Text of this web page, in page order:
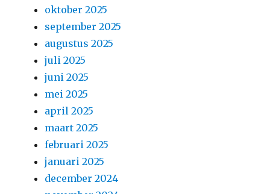
oktober 2025
september 2025
augustus 2025
juli 2025
juni 2025
mei 2025
april 2025
maart 2025
februari 2025
januari 2025
december 2024